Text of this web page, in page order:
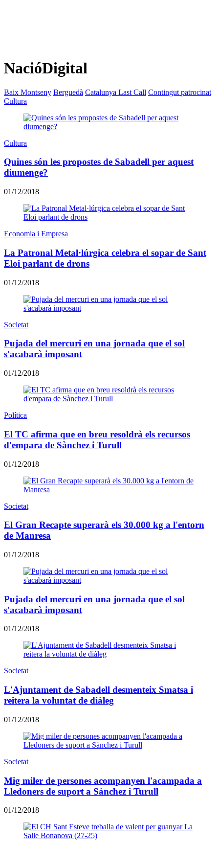
NacióDigital
Baix Montseny Berguedà Catalunya Last Call Contingut patrocinat
Cultura
Cultura
Quines són les propostes de Sabadell per aquest
diumenge?
01/12/2018
Economia i Empresa
La Patronal Metal·lúrgica celebra el sopar de Sant
Eloi parlant de drons
01/12/2018
Societat
Pujada del mercuri en una jornada que el sol
s'acabarà imposant
01/12/2018
Política
El TC afirma que en breu resoldrà els recursos
d'empara de Sànchez i Turull
01/12/2018
Societat
El Gran Recapte superarà els 30.000 kg a l'entorn
de Manresa
01/12/2018
Pujada del mercuri en una jornada que el sol
s'acabarà imposant
01/12/2018
Societat
L'Ajuntament de Sabadell desmenteix Smatsa i
reitera la voluntat de diàleg
01/12/2018
Societat
Mig miler de persones acompanyen l'acampada a
Lledoners de suport a Sànchez i Turull
01/12/2018